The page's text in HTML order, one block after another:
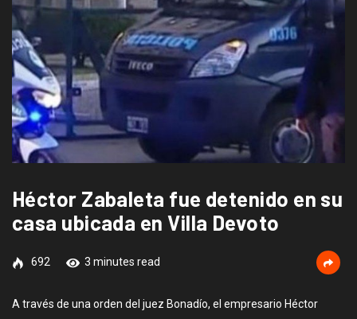
Héctor Zabaleta fue detenido en su
casa ubicada en Villa Devoto
692 3 minutes read
A través de una orden del juez Bonadío, el empresario Héctor